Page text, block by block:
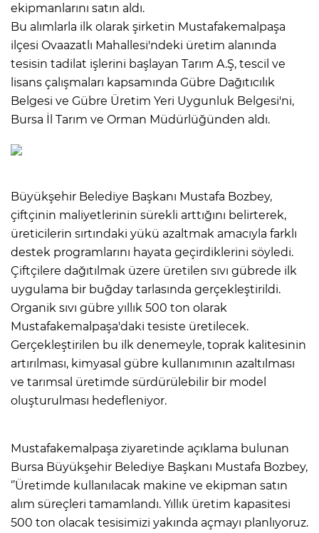
ekipmanlarını satın aldı.
Bu alımlarla ilk olarak şirketin Mustafakemalpaşa
ilçesi Ovaazatlı Mahallesi'ndeki üretim alanında
tesisin tadilat işlerini başlayan Tarım A.Ş, tescil ve
lisans çalışmaları kapsamında Gübre Dağıtıcılık
Belgesi ve Gübre Üretim Yeri Uygunluk Belgesi'ni,
Bursa İl Tarım ve Orman Müdürlüğünden aldı.
Büyükşehir Belediye Başkanı Mustafa Bozbey,
çiftçinin maliyetlerinin sürekli arttığını belirterek,
üreticilerin sırtındaki yükü azaltmak amacıyla farklı
destek programlarını hayata geçirdiklerini söyledi.
Çiftçilere dağıtılmak üzere üretilen sıvı gübrede ilk
uygulama bir buğday tarlasında gerçekleştirildi.
Organik sıvı gübre yıllık 500 ton olarak
Mustafakemalpaşa'daki tesiste üretilecek.
Gerçekleştirilen bu ilk denemeyle, toprak kalitesinin
artırılması, kimyasal gübre kullanımının azaltılması
ve tarımsal üretimde sürdürülebilir bir model
oluşturulması hedefleniyor.
Mustafakemalpaşa ziyaretinde açıklama bulunan
Bursa Büyükşehir Belediye Başkanı Mustafa Bozbey,
‘’Üretimde kullanılacak makine ve ekipman satın
alım süreçleri tamamlandı. Yıllık üretim kapasitesi
500 ton olacak tesisimizi yakında açmayı planlıyoruz.